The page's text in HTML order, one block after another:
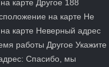
карте Другое 188
на карте Не
карте Неверный адрес
работы Другое Укажите
Спасибо, мы